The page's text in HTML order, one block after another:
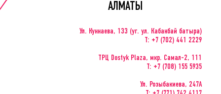
АЛМАТЫ
Ул. Куннаева, 133 (уг. ул. Кабанбай батыра)
Т: +7 (702) 441 2229
ТРЦ Dostyk Plaza, мкр. Самал-2, 111
Т: +7 (708) 155 5935
Ул. Розыбакиева, 247А